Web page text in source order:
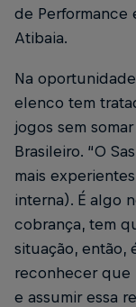
de Performance
Atibaia.
Na
elenco tem
jogos sem
Brasileiro. “O
mais
interna). É algo
cobrança, tem
situação, então,
reconhecer que
e assumir essa